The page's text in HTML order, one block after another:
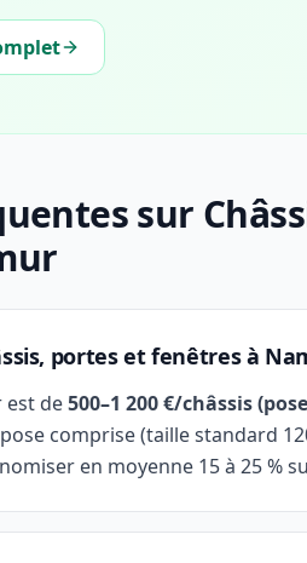
sur
portes et fenêtres à
est de500–1 200 €/châssis
comprise (taille standard
en moyenne 15 à 25 %